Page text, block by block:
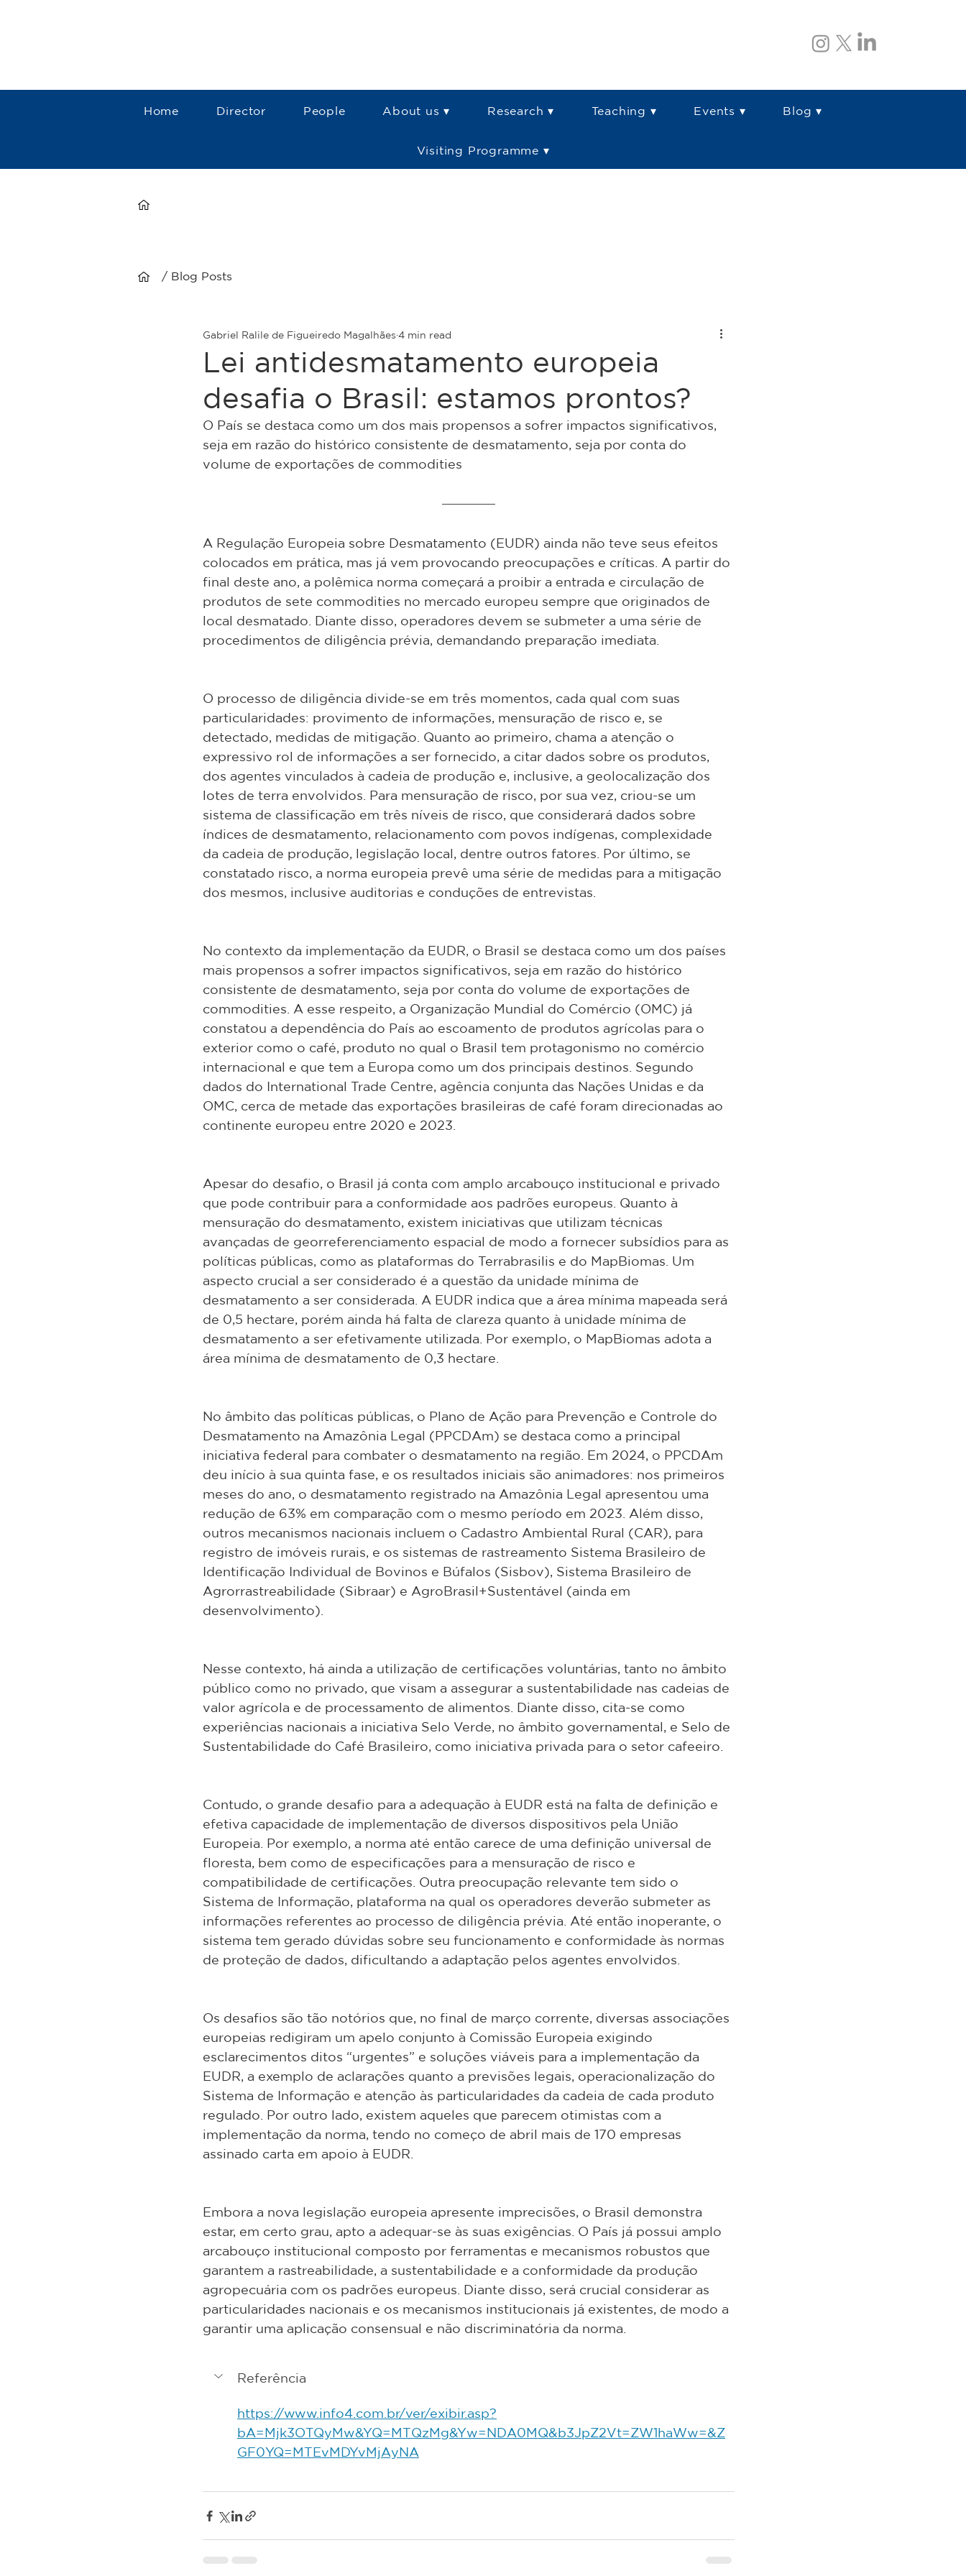
Home Director People About us ▾ Research ▾ Teaching ▾ Events ▾ Blog ▾
Visiting Programme ▾
/ Blog Posts
Lei antidesmatamento europeia
desafia o Brasil: estamos prontos?
Gabriel Ralile de Figueiredo Magalhães 4 min read
O País se destaca como um dos mais propensos a sofrer impactos significativos,
seja em razão do histórico consistente de desmatamento, seja por conta do
volume de exportações de commodities
A Regulação Europeia sobre Desmatamento (EUDR) ainda não teve seus efeitos
colocados em prática, mas já vem provocando preocupações e críticas. A partir do
final deste ano, a polêmica norma começará a proibir a entrada e circulação de
produtos de sete commodities no mercado europeu sempre que originados de
local desmatado. Diante disso, operadores devem se submeter a uma série de
procedimentos de diligência prévia, demandando preparação imediata.
O processo de diligência divide-se em três momentos, cada qual com suas
particularidades: provimento de informações, mensuração de risco e, se
detectado, medidas de mitigação. Quanto ao primeiro, chama a atenção o
expressivo rol de informações a ser fornecido, a citar dados sobre os produtos,
dos agentes vinculados à cadeia de produção e, inclusive, a geolocalização dos
lotes de terra envolvidos. Para mensuração de risco, por sua vez, criou-se um
sistema de classificação em três níveis de risco, que considerará dados sobre
índices de desmatamento, relacionamento com povos indígenas, complexidade
da cadeia de produção, legislação local, dentre outros fatores. Por último, se
constatado risco, a norma europeia prevê uma série de medidas para a mitigação
dos mesmos, inclusive auditorias e conduções de entrevistas.
No contexto da implementação da EUDR, o Brasil se destaca como um dos países
mais propensos a sofrer impactos significativos, seja em razão do histórico
consistente de desmatamento, seja por conta do volume de exportações de
commodities. A esse respeito, a Organização Mundial do Comércio (OMC) já
constatou a dependência do País ao escoamento de produtos agrícolas para o
exterior como o café, produto no qual o Brasil tem protagonismo no comércio
internacional e que tem a Europa como um dos principais destinos. Segundo
dados do International Trade Centre, agência conjunta das Nações Unidas e da
OMC, cerca de metade das exportações brasileiras de café foram direcionadas ao
continente europeu entre 2020 e 2023.
Apesar do desafio, o Brasil já conta com amplo arcabouço institucional e privado
que pode contribuir para a conformidade aos padrões europeus. Quanto à
mensuração do desmatamento, existem iniciativas que utilizam técnicas
avançadas de georreferenciamento espacial de modo a fornecer subsídios para as
políticas públicas, como as plataformas do Terrabrasilis e do MapBiomas. Um
aspecto crucial a ser considerado é a questão da unidade mínima de
desmatamento a ser considerada. A EUDR indica que a área mínima mapeada será
de 0,5 hectare, porém ainda há falta de clareza quanto à unidade mínima de
desmatamento a ser efetivamente utilizada. Por exemplo, o MapBiomas adota a
área mínima de desmatamento de 0,3 hectare.
No âmbito das políticas públicas, o Plano de Ação para Prevenção e Controle do
Desmatamento na Amazônia Legal (PPCDAm) se destaca como a principal
iniciativa federal para combater o desmatamento na região. Em 2024, o PPCDAm
deu início à sua quinta fase, e os resultados iniciais são animadores: nos primeiros
meses do ano, o desmatamento registrado na Amazônia Legal apresentou uma
redução de 63% em comparação com o mesmo período em 2023. Além disso,
outros mecanismos nacionais incluem o Cadastro Ambiental Rural (CAR), para
registro de imóveis rurais, e os sistemas de rastreamento Sistema Brasileiro de
Identificação Individual de Bovinos e Búfalos (Sisbov), Sistema Brasileiro de
Agrorrastreabilidade (Sibraar) e AgroBrasil+Sustentável (ainda em
desenvolvimento).
Nesse contexto, há ainda a utilização de certificações voluntárias, tanto no âmbito
público como no privado, que visam a assegurar a sustentabilidade nas cadeias de
valor agrícola e de processamento de alimentos. Diante disso, cita-se como
experiências nacionais a iniciativa Selo Verde, no âmbito governamental, e Selo de
Sustentabilidade do Café Brasileiro, como iniciativa privada para o setor cafeeiro.
Contudo, o grande desafio para a adequação à EUDR está na falta de definição e
efetiva capacidade de implementação de diversos dispositivos pela União
Europeia. Por exemplo, a norma até então carece de uma definição universal de
floresta, bem como de especificações para a mensuração de risco e
compatibilidade de certificações. Outra preocupação relevante tem sido o
Sistema de Informação, plataforma na qual os operadores deverão submeter as
informações referentes ao processo de diligência prévia. Até então inoperante, o
sistema tem gerado dúvidas sobre seu funcionamento e conformidade às normas
de proteção de dados, dificultando a adaptação pelos agentes envolvidos.
Os desafios são tão notórios que, no final de março corrente, diversas associações
europeias redigiram um apelo conjunto à Comissão Europeia exigindo
esclarecimentos ditos “urgentes” e soluções viáveis para a implementação da
EUDR, a exemplo de aclarações quanto a previsões legais, operacionalização do
Sistema de Informação e atenção às particularidades da cadeia de cada produto
regulado. Por outro lado, existem aqueles que parecem otimistas com a
implementação da norma, tendo no começo de abril mais de 170 empresas
assinado carta em apoio à EUDR.
Embora a nova legislação europeia apresente imprecisões, o Brasil demonstra
estar, em certo grau, apto a adequar-se às suas exigências. O País já possui amplo
arcabouço institucional composto por ferramentas e mecanismos robustos que
garantem a rastreabilidade, a sustentabilidade e a conformidade da produção
agropecuária com os padrões europeus. Diante disso, será crucial considerar as
particularidades nacionais e os mecanismos institucionais já existentes, de modo a
garantir uma aplicação consensual e não discriminatória da norma.
Referência
https://www.info4.com.br/ver/exibir.asp?
bA=Mjk3OTQyMw&YQ=MTQzMg&Yw=NDA0MQ&b3JpZ2Vt=ZW1haWw=&Z
GF0YQ=MTEvMDYvMjAyNA